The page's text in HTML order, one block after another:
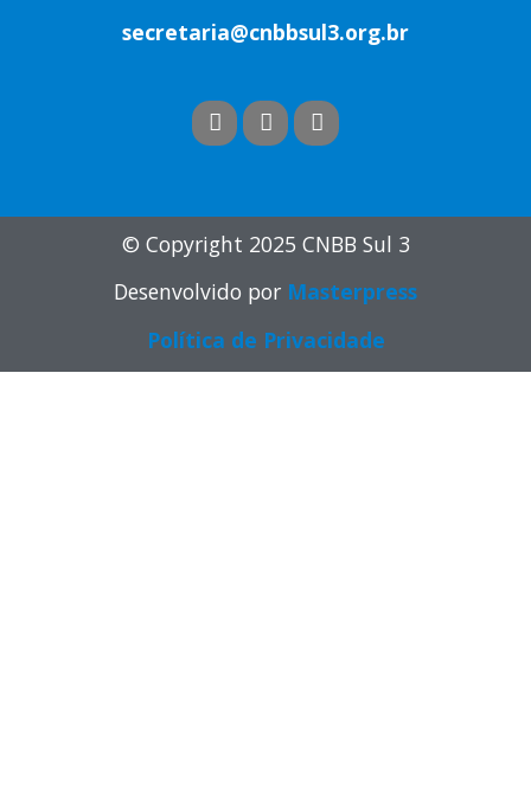
secretaria@cnbbsul3.org.br
© Copyright 2025 CNBB Sul 3
Desenvolvido por Masterpress
Política de Privacidade